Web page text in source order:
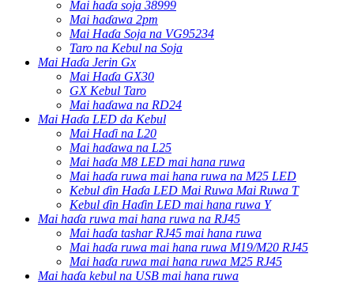
Mai haɗa soja 38999
Mai haɗawa 2pm
Mai Haɗa Soja na VG95234
Taro na Kebul na Soja
Mai Haɗa Jerin Gx
Mai Haɗa GX30
GX Kebul Taro
Mai haɗawa na RD24
Mai Haɗa LED da Kebul
Mai Haɗi na L20
Mai haɗawa na L25
Mai haɗa M8 LED mai hana ruwa
Mai haɗa ruwa mai hana ruwa na M25 LED
Kebul ɗin Haɗa LED Mai Ruwa Mai Ruwa T
Kebul ɗin Haɗin LED mai hana ruwa Y
Mai haɗa ruwa mai hana ruwa na RJ45
Mai haɗa tashar RJ45 mai hana ruwa
Mai haɗa ruwa mai hana ruwa M19/M20 RJ45
Mai haɗa ruwa mai hana ruwa M25 RJ45
Mai haɗa kebul na USB mai hana ruwa